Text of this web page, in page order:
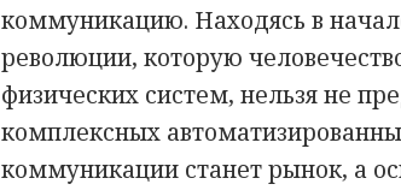
коммуникацию. Находясь в
революции, которую
физических систем, нельзя не
комплексных
коммуникации станет рынок, а